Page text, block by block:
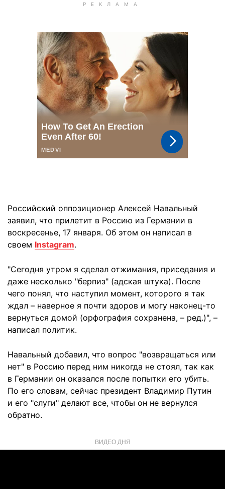
Российский оппозиционер Алексей Навальный
заявил, что прилетит в Россию из Германии в
воскресенье, 17 января. Об этом он написал в
своем Instagram.
"Сегодня утром я сделал отжимания, приседания и
даже несколько "берпиз" (адская штука). После
чего понял, что наступил момент, которого я так
ждал – наверное я почти здоров и могу наконец-то
вернуться домой (орфография сохранена, – ред.)", –
написал политик.
Навальный добавил, что вопрос "возвращаться или
нет" в Россию перед ним никогда не стоял, так как
в Германии он оказался после попытки его убить.
По его словам, сейчас президент Владимир Путин
и его "слуги" делают все, чтобы он не вернулся
обратно.
ВИДЕО ДНЯ